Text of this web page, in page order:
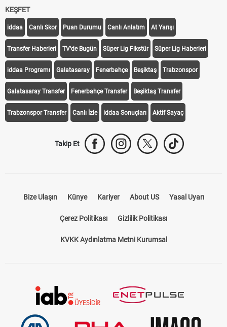
KEŞFET
iddaa Canlı Skor Puan Durumu Canlı Anlatım At Yarışı
Transfer Haberleri TV'de Bugün Süper Lig Fikstür Süper Lig Haberleri
iddaa Programı Galatasaray Fenerbahçe Beşiktaş Trabzonspor
Galatasaray Transfer Fenerbahçe Transfer Beşiktaş Transfer
Canlı İzle iddaa Sonuçları Aktif Sayaç
Künye Kariyer About US
Çerez Politikası Gizlilik Politikası